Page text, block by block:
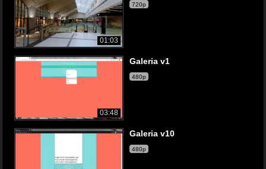
01:03
720p
03:48
Galeria v1
480p
Galeria v10
480p